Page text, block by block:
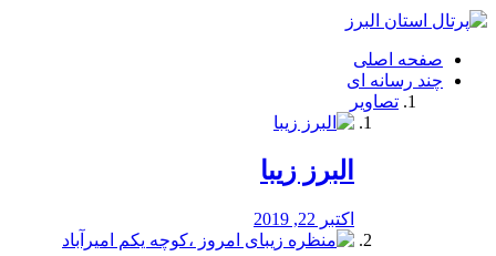
فصد
شرق
تهران
خشکشویی
صفحه اصلی
چند رسانه ای
تصاویر
البرز زیبا
اکتبر 22, 2019